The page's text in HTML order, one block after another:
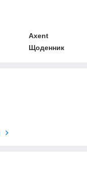
Axent
Щоденник